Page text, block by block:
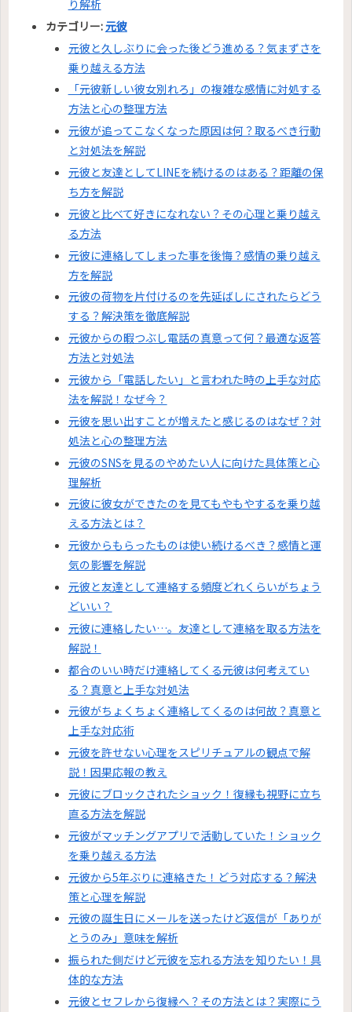
り解析
カテゴリー:元彼
元彼と久しぶりに会った後どう進める？気まずさを
乗り越える方法
「元彼新しい彼女別れろ」の複雑な感情に対処する
方法と心の整理方法
元彼が追ってこなくなった原因は何？取るべき行動
と対処法を解説
元彼と友達としてLINEを続けるのはある？距離の保
ち方を解説
元彼と比べて好きになれない？その心理と乗り越え
る方法
元彼に連絡してしまった事を後悔？感情の乗り越え
方を解説
元彼の荷物を片付けるのを先延ばしにされたらどう
する？解決策を徹底解説
元彼からの暇つぶし電話の真意って何？最適な返答
方法と対処法
元彼から「電話したい」と言われた時の上手な対応
法を解説！なぜ今？
元彼を思い出すことが増えたと感じるのはなぜ？対
処法と心の整理方法
元彼のSNSを見るのやめたい人に向けた具体策と心
理解析
元彼に彼女ができたのを見てもやもやするを乗り越
える方法とは？
元彼からもらったものは使い続けるべき？感情と運
気の影響を解説
元彼と友達として連絡する頻度どれくらいがちょう
どいい？
元彼に連絡したい…。友達として連絡を取る方法を
解説！
都合のいい時だけ連絡してくる元彼は何考えてい
る？真意と上手な対処法
元彼がちょくちょく連絡してくるのは何故？真意と
上手な対応術
元彼を許せない心理をスピリチュアルの観点で解
説！因果応報の教え
元彼にブロックされたショック！復縁も視野に立ち
直る方法を解説
元彼がマッチングアプリで活動していた！ショック
を乗り越える方法
元彼から5年ぶりに連絡きた！どう対応する？解決
策と心理を解説
元彼の誕生日にメールを送ったけど返信が「ありが
とうのみ」意味を解析
振られた側だけど元彼を忘れる方法を知りたい！具
体的な方法
元彼とセフレから復縁へ？その方法とは？実際にう